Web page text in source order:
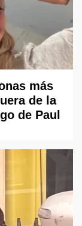
más
de la
de Paul